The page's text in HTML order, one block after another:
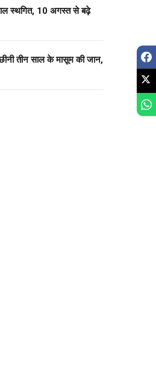
स्थगित, 10 अगस्त से बढ़े
तीन साल के मासूम की जान,